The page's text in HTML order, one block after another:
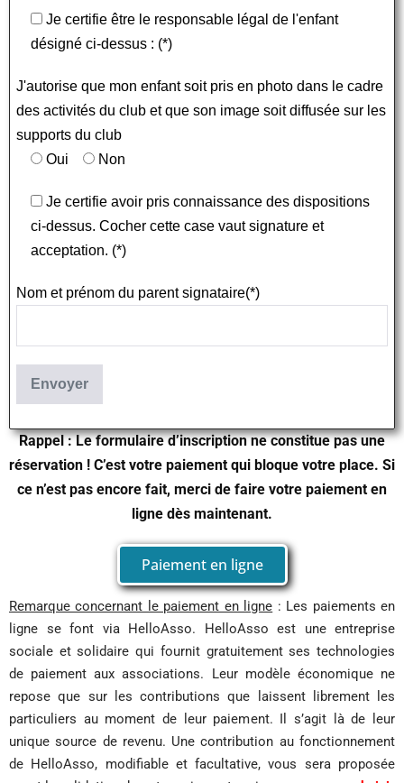
Je certifie être le responsable légal de l'enfant
désigné ci-dessus : (*)
J'autorise que mon enfant soit pris en photo dans le cadre
des activités du club et que son image soit diffusée sur les
supports du club
Oui
Non
Je certifie avoir pris connaissance des dispositions
ci-dessus. Cocher cette case vaut signature et
acceptation. (*)
Nom et prénom du parent signataire(*)
Rappel : Le formulaire d’inscription ne constitue pas une
réservation ! C’est votre paiement qui bloque votre place. Si
ce n’est pas encore fait, merci de faire votre paiement en
ligne dès maintenant.
Paiement en ligne
Remarque concernant le paiement en ligne : Les paiements en
ligne se font via HelloAsso. HelloAsso est une entreprise
sociale et solidaire qui fournit gratuitement ses technologies
de paiement aux associations. Leur modèle économique ne
repose que sur les contributions que laissent librement les
particuliers au moment de leur paiement. Il s’agit là de leur
unique source de revenu. Une contribution au fonctionnement
de HelloAsso, modifiable et facultative, vous sera proposée